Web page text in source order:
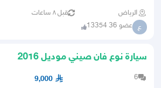
الرياض قبل ٨ ساعات
ع عضو 36 13354
سيارة نوع فان صيني موديل 2016
6
9,000